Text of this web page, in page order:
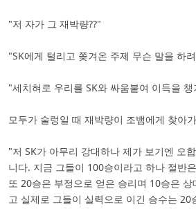
"저 자가 그 재박량??"
"SK에게 털리고 쫒겨온 주제 무슨 말을 하
"세치혀로 우리를 SK와 싸움붙여 이득을
모두가 술렁일 때 재박량이 조뱀에게 찾아
"저 SK가 아무리 강대하나 제가 보기엔 오
니다. 지금 그들이 100승이라고 하나 절반
또 20승은 부정으로 얻은 승리며 10승은
고 실제로 그들이 실력으로 이긴 승수는 20